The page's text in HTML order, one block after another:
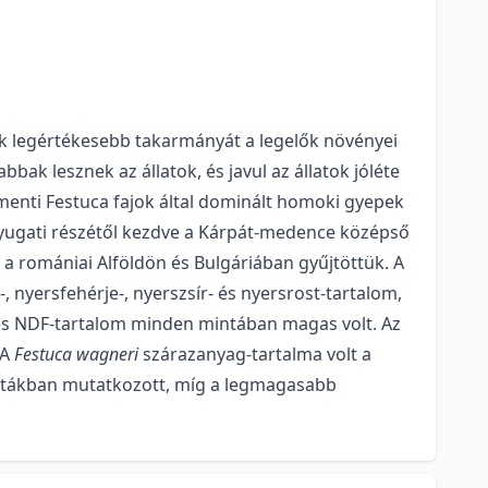
takarmányát a legelők növényei
lesznek az állatok, és javul az állatok jóléte
Festuca fajok által dominált homoki gyepek
részétől kezdve a Kárpát-medence középső
romániai Alföldön és Bulgáriában gyűjtöttük. A
nyersfehérje-, nyerszsír- és nyersrost-tartalom,
NDF-tartalom minden mintában magas volt. Az
Festuca wagneriszárazanyag-tartalma volt a
mutatkozott, míg a legmagasabb